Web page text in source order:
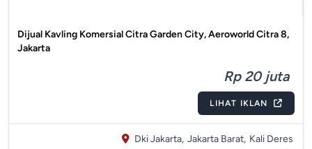
Dijual Kavling Komersial Citra Garden City, Aeroworld Citra 8,
Jakarta
Rp 20 juta
LIHAT IKLAN
Dki Jakarta, Jakarta Barat, Kali Deres